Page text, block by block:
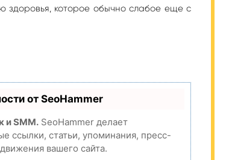
здоровья, которое обычно слабое еще с
от SeoHammer
и SMM. SeoHammer делает
ссылки, статьи, упоминания, пресс-
вашего сайта.